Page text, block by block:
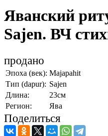
Яванский
Sajen. ВЧ
продано
Эпоха (век): Majapahit
Тип (dapur): Sajen
Длина:
23см
Регион:
Ява
Поделиться